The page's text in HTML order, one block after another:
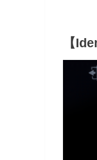
【